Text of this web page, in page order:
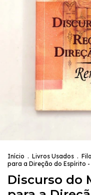
Início . Livros Usados .
para a Direção do Espírito -
Discurso do